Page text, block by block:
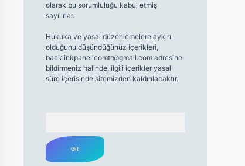
olarak bu sorumluluğu kabul etmiş
sayılırlar.
Hukuka ve yasal düzenlemelere aykırı
olduğunu düşündüğünüz içerikleri,
backlinkpanelicomtr@gmail.comadresine
bildirmeniz halinde, ilgili içerikler yasal
süre içerisinde sitemizden kaldırılacaktır.